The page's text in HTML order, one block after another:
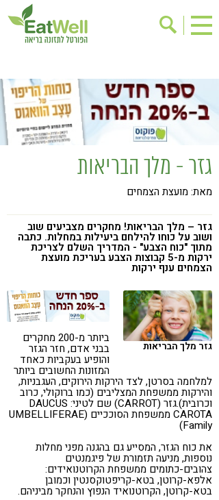
בישול בריא
אינדקס עסקים
ריפוי ומניעת מחלות
בריאות האישה
מתכוני בריאות
אירועים
שינוי תזונתי
גישות בתזונה
ניקוי רעלים
מזונות על
ילדים
תזונה וספורט
הפרעות קשב & ריכוז
רגישות לגלוטן
טעים להכיר
קורונה
טבעונות
גזר - מלך הבריאות
מאת: מועצת הצמחים
גזר – מלך הבריאות! מחקרים מצביעים שוב
ושוב על כוחו להילחם ביעילות במחלות. כתבה
מתוך "כוח הצבע" - המדריך השלם לצריכת
ירקות מ-5 קבוצות הצבע בעריכת מועצת
הצמחים ענף ירקות
גזר מלך הבריאות
ביותר מ-200 מחקרים
בבני אדם, חזר הגזר
והופיע בעקביות כאחד
המזונות החשובים ביותר
למלחמה בסרטן, לצד הירקות הירוקים, העגבניות,
והירקות ממשפחת המצליבים (כמו ברוקולי, כרוב
וכרובית).גזר (CARROT) שם לטיני: DAUCUS
CAROTA ממשפחת הסוככיים (UMBELLIFERAE
Family)
את כוח הגזר, המסייע גם בהגנה מפני מחלות
נוספות, מניעה תזמורת של פיגמנטים
צהובים-כתומים ממשפחת הקרוטנואידים:
אלפא-קרוטן, בטא-קריפטוקסנטין וכמובן
בטא-קרוטן, הקרוטנואיד הנפוץ והנחקר מביניהם.